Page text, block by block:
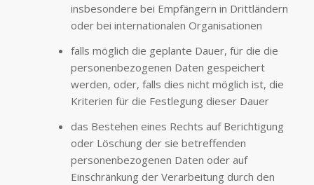
insbesondere bei Empfängern in Drittländern
oder bei internationalen Organisationen
falls möglich die geplante Dauer, für die die
personenbezogenen Daten gespeichert
werden, oder, falls dies nicht möglich ist, die
Kriterien für die Festlegung dieser Dauer
das Bestehen eines Rechts auf Berichtigung
oder Löschung der sie betreffenden
personenbezogenen Daten oder auf
Einschränkung der Verarbeitung durch den